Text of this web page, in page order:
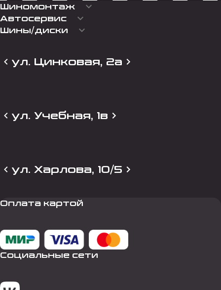
Шиномонтаж keyboard_arrow_down
Автосервис keyboard_arrow_down
Шины/диски keyboard_arrow_down
ул. Цинковая, 2а
ул. Учебная, 1в
ул. Харлова, 10/5
Оплата картой
Социальные сети